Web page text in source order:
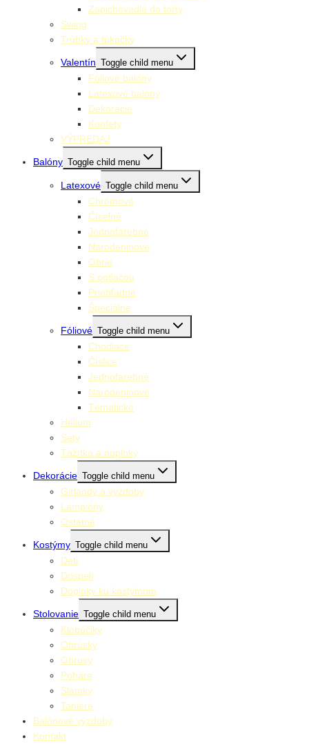
Zapichovadlá do torty
Swing
Trúbky a fúkačky
Valentín Toggle child menu
Fóliové balóny
Latexové balóny
Dekorácie
Konfety
VÝPREDAJ
Balóny Toggle child menu
Latexové Toggle child menu
Chrómové
Číselné
Jednofarebné
Narodeninové
Obrie
S potlačou
Priehľadné
Špeciálne
Fóliové Toggle child menu
Chodiace
Číslice
Jednofarebné
Narodeninové
Tématické
Hélium
Sety
Ťažítka a doplnky
Dekorácie Toggle child menu
Girlandy a výzdoby
Lampióny
Ostatné
Kostýmy Toggle child menu
Deti
Dospelí
Doplnky ku kostýmom
Stolovanie Toggle child menu
Klobúčiky
Obrúsky
Obrusy
Poháre
Slamky
Taniere
Balónové výzdoby
Kontakt